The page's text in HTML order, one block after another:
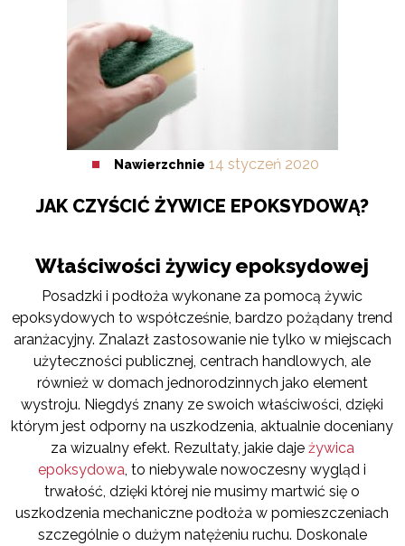
Nawierzchnie 14 styczeń 2020
JAK CZYŚCIĆ ŻYWICE EPOKSYDOWĄ?
Właściwości żywicy epoksydowej
Posadzki i podłoża wykonane za pomocą żywic
epoksydowych to współcześnie, bardzo pożądany trend
aranżacyjny. Znalazł zastosowanie nie tylko w miejscach
użyteczności publicznej, centrach handlowych, ale
również w domach jednorodzinnych jako element
wystroju. Niegdyś znany ze swoich właściwości, dzięki
którym jest odporny na uszkodzenia, aktualnie doceniany
za wizualny efekt. Rezultaty, jakie daje żywica
epoksydowa , to niebywale nowoczesny wygląd i
trwałość, dzięki której nie musimy martwić się o
uszkodzenia mechaniczne podłoża w pomieszczeniach
szczególnie o dużym natężeniu ruchu. Doskonale